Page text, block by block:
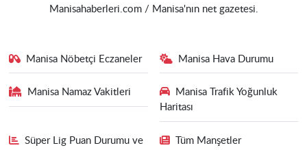
Manisahaberleri.com / Manisa'nın net gazetesi.
Manisa Nöbetçi Eczaneler Manisa Hava Durumu
Manisa Namaz Vakitleri
Manisa Trafik Yoğunluk
Haritası
Süper Lig Puan Durumu ve Tüm Manşetler